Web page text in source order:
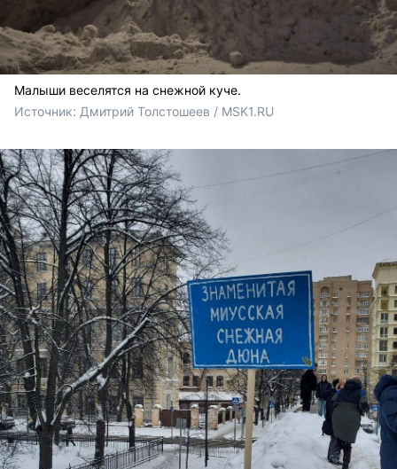
Малыши веселятся на снежной куче.
Источник: Дмитрий Толстошеев / MSK1.RU